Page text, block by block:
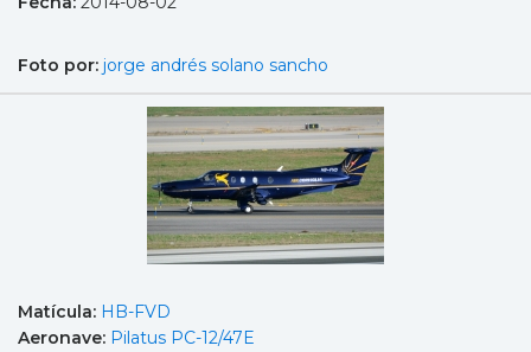
Foto por: jorge andrés solano sancho
Matícula: HB-FVD
Aeronave: Pilatus PC-12/47E